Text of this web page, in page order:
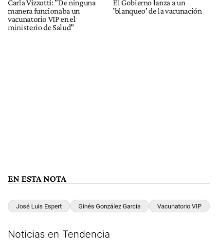
Carla Vizzotti: "De ninguna
manera funcionaba un
vacunatorio VIP en el
ministerio de Salud"
El Gobierno lanza a un
'blanqueo' de la vacunación
EN ESTA NOTA
José Luis Espert Ginés González García Vacunatorio VIP
Noticias en Tendencia